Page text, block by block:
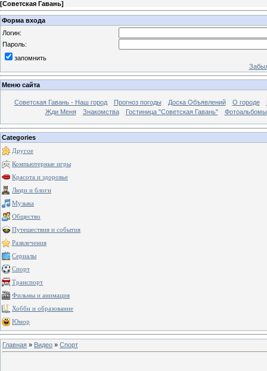
[Советская Гавань]
Форма входа
Логин:
Пароль:
запомнить
Меню сайта
Советская Гавань - Наш город Прогноз погоды Доска Объявлений О городе
Жди Меня
Знакомства Гостиница "Советская Гавань" Фотоальбомы
Categories
Другое
Компьютерные игры
Красота и здоровье
Люди и блоги
Музыка
Общество
Путешествия и события
Развлечения
Сериалы
Спорт
Транспорт
Фильмы и анимация
Хобби и образование
Юмор
Главная » Видео » Спорт